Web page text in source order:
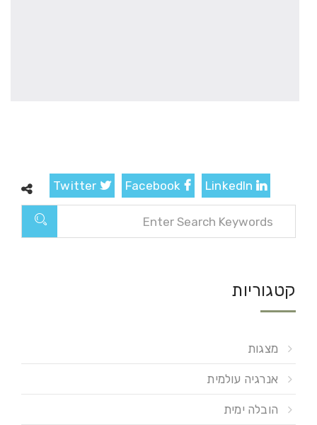
קטגוריות
מצגות
אנרגיה עולמית
הובלה ימית